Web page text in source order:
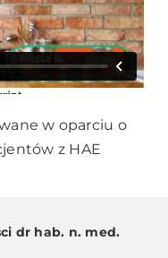
w oparciu o
z HAE
dr hab. n. med.